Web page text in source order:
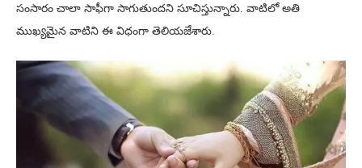
సంసారం చాలా సాఫీగా సాగుతుందని సూచిస్తున్నారు. వాటిలో అతి
ముఖ్యమైన వాటిని ఈ విధంగా తెలియజేశారు.